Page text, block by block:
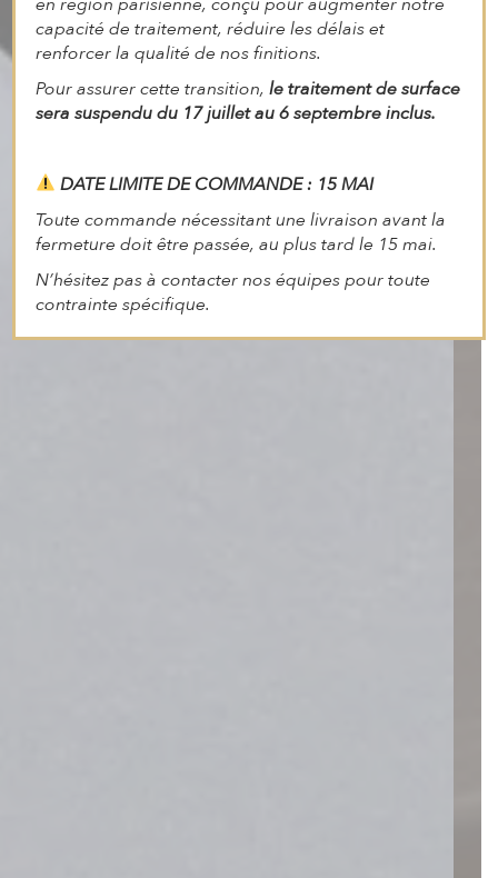
capacité de traitement, réduire les délais et
renforcer la qualité de nos finitions.
Pour assurer cette transition, le traitement de surface
sera suspendu du 17 juillet au 6 septembre inclus.
DATE LIMITE DE COMMANDE : 15 MAI
Toute commande nécessitant une livraison avant la
fermeture doit être passée, au plus tard le 15 mai.
N’hésitez pas à contacter nos équipes pour toute
contrainte spécifique.